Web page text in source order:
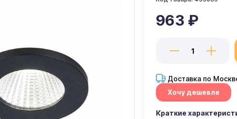
963 ₽
Доставка по
Хочу дешевле
Краткие